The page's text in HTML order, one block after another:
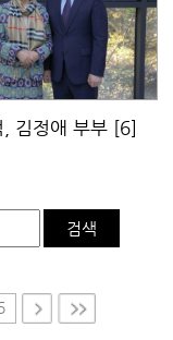
, 김정애 부부 [6]
검색